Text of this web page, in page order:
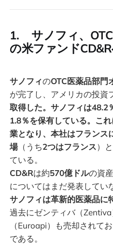
1. サノフィ、
の米ファンド
サノフィのOTC医薬品部門
が完了し、アメリカの投資
取得した。サノフィは
1.8％を保有している。こ
業となり、本社はフランス
場（うち2つはフランス）と
ている。
CD&Rは約570億ドルの資
についてはまだ発表してい
サノフィは革新的医薬品に
過去にゼンティバ（Zentiva
（Euroapi）も売却されて
である。